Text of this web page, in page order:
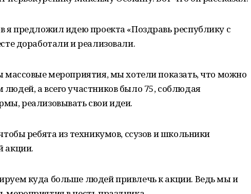
я предложил идею проекта «Поздравь республику с
доработали и реализовали.
массовые мероприятия, мы хотели показать, что можно
а всего участников было 75, соблюдая
реализовывать свои идеи.
ребята из техникумов, ссузов и школьники
акции.
куда больше людей привлечь к акции. Ведь мы и